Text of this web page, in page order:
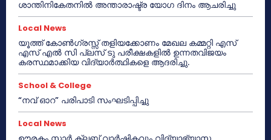
ശാന്തിനികേതനിൽ അന്താരാഷ്ട്ര യോഗ ദിനം ആചരിച്ചു
Local News
യൂത്ത് കോൺഗ്രസ്സ് തളിയക്കോണം മേഖല കമ്മറ്റി എസ്
എസ് എൽ സി പ്ലസ് ടു പരീക്ഷകളിൽ ഉന്നതവിജയം
കരസ്ഥമാക്കിയ വിദ്യാർത്ഥികളെ ആദരിച്ചു.
School & College
“നവ് ഓറ” പരിപാടി സംഘടിപ്പിച്ചു
Local News